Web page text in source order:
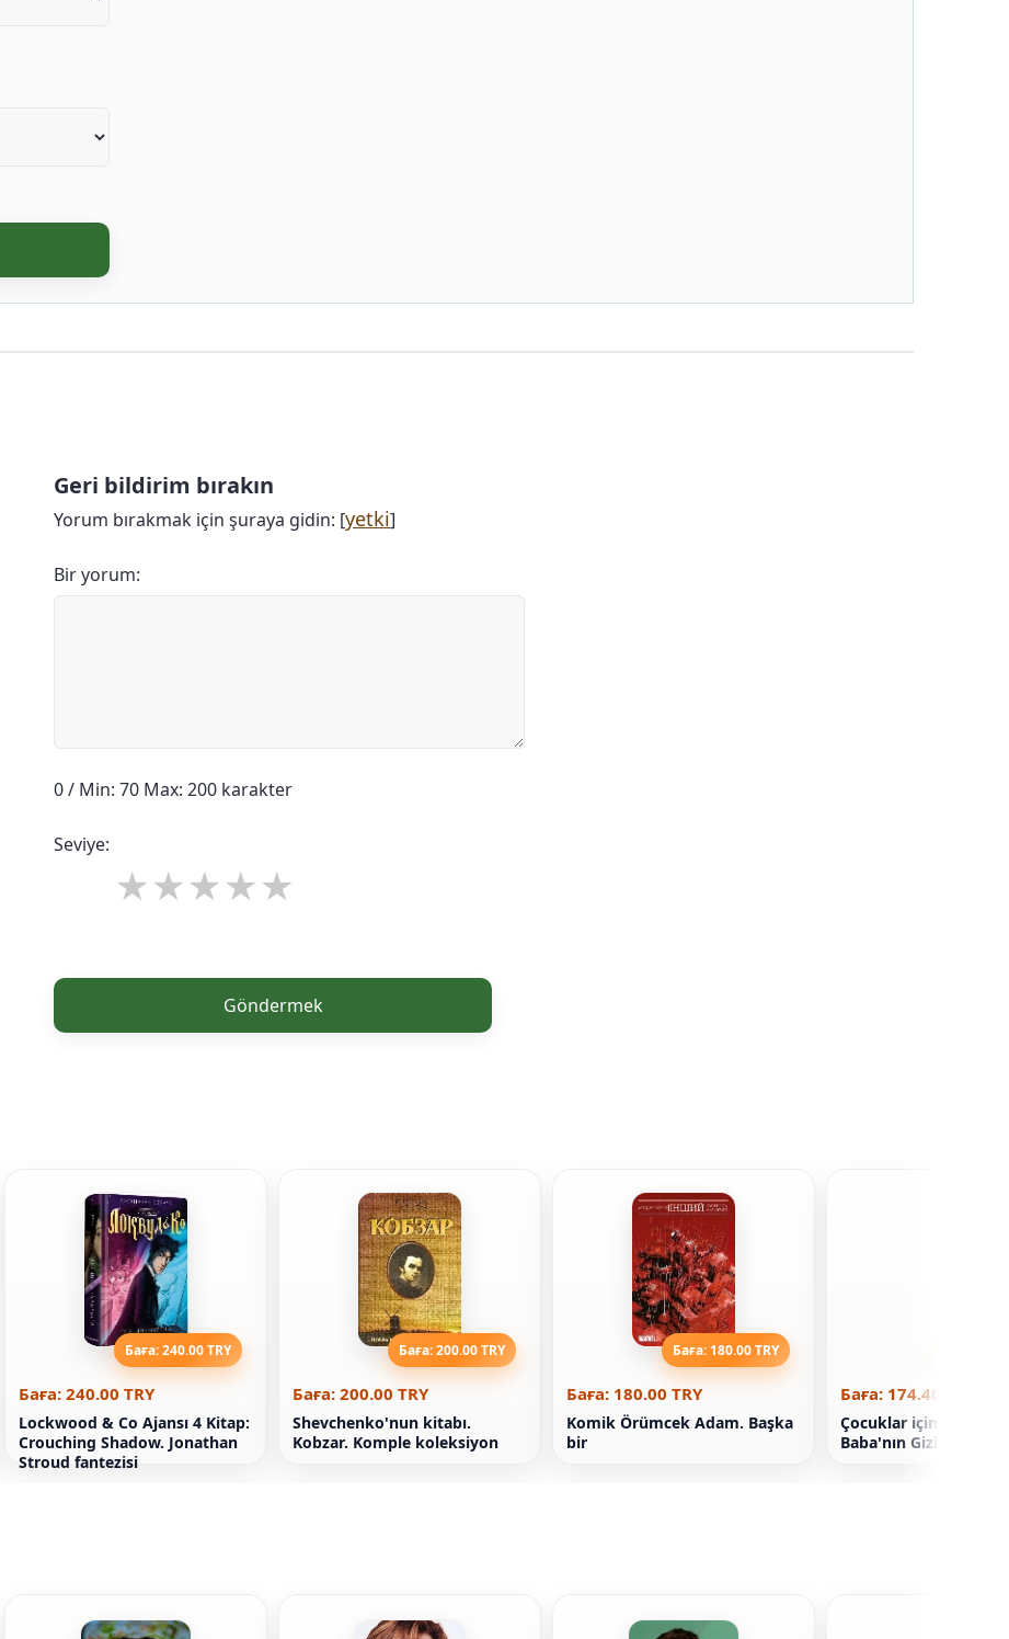
Geri bildirim bırakın
Yorum bırakmak için şuraya gidin: [yetki]
Bir yorum:
0 / Min: 70 Max: 200 karakter
Seviye:
Göndermek
Баға: 240.00 TRY
Баға: 240.00 TRY
Lockwood & Co Ajansı 4 Kitap:
Crouching Shadow. Jonathan
Stroud fantezisi
Баға: 200.00 TRY
Баға: 200.00 TRY
Shevchenko'nun kitabı.
Kobzar. Komple koleksiyon
Баға: 180.00 TRY
Баға: 180.00 TRY
Komik Örümcek Adam. Başka
bir
Баға: 174.40 TRY
Çocuklar için Kitap
Baba'nın Gizli